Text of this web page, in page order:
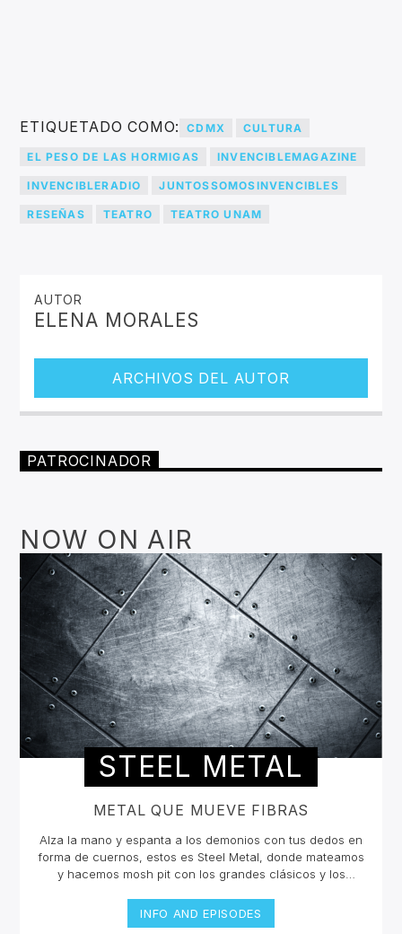
ETIQUETADO COMO: CDMX CULTURA
EL PESO DE LAS HORMIGAS INVENCIBLEMAGAZINE
INVENCIBLERADIO JUNTOSSOMOSINVENCIBLES
RESEÑAS TEATRO TEATRO UNAM
AUTOR
ELENA MORALES
ARCHIVOS DEL AUTOR
PATROCINADOR
NOW ON AIR
STEEL METAL
METAL QUE MUEVE FIBRAS
Alza la mano y espanta a los demonios con tus dedos en
forma de cuernos, estos es Steel Metal, donde mateamos
y hacemos mosh pit con los grandes clásicos y los
Symphonic Metal, Doom, Stoner, Nu Metal, Glam metal,
Speed Metal, Black Metal, Metal Progresivo ¡y más
INFO AND EPISODES